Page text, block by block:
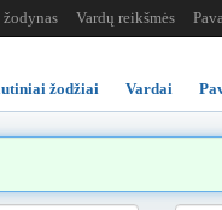
Vardų reikšmės
žodžiai Vardai